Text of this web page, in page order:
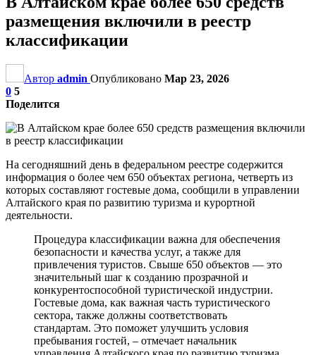
размещения включили в реестр
классификации
Автор admin Опубликовано Мар 23, 2026
0 5
Поделится
На сегодняшний день в федеральном реестре содержится
информация о более чем 650 объектах региона, четверть из
которых составляют гостевые дома, сообщили в управлении
Алтайского края по развитию туризма и курортной
деятельности.
Процедура классификации важна для обеспечения
безопасности и качества услуг, а также для
привлечения туристов. Свыше 650 объектов — это
значительный шаг к созданию прозрачной и
конкурентоспособной туристической индустрии.
Гостевые дома, как важная часть туристического
сектора, также должны соответствовать
стандартам. Это поможет улучшить условия
пребывания гостей, – отмечает начальник